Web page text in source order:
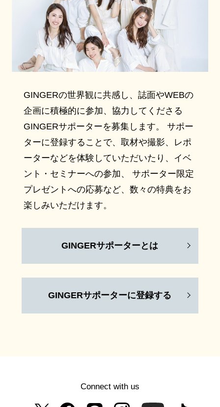
GINGERの世界観に共感し、誌面やWEBの
企画に積極的に参加、協力してくださる
GINGERサポーターを募集します。 サポー
ターに登録することで、取材や撮影、レポ
ーターなどを体験していただいたり、イベ
ント・セミナーへの参加、 サポーター限定
プレゼントへの応募など、数々の特典をお
楽しみいただけます。
GINGERサポーターとは
GINGERサポーターに登録する
Connect with us